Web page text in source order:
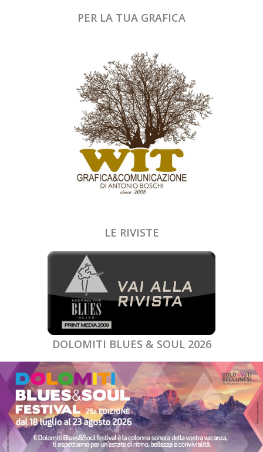
PER LA TUA GRAFICA
LE RIVISTE
DOLOMITI BLUES & SOUL 2026